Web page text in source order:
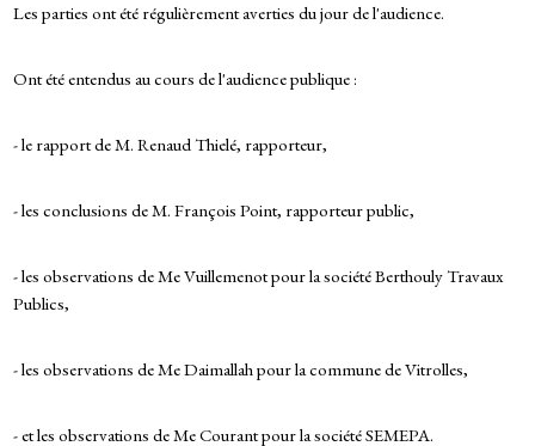
Les parties ont été régulièrement averties du jour de l'audience.
Ont été entendus au cours de l'audience publique :
- le rapport de M. Renaud Thielé, rapporteur,
- les conclusions de M. François Point, rapporteur public,
- les observations de Me Vuillemenot pour la société Berthouly Travaux
Publics,
- les observations de Me Daimallah pour la commune de Vitrolles,
- et les observations de Me Courant pour la société SEMEPA.